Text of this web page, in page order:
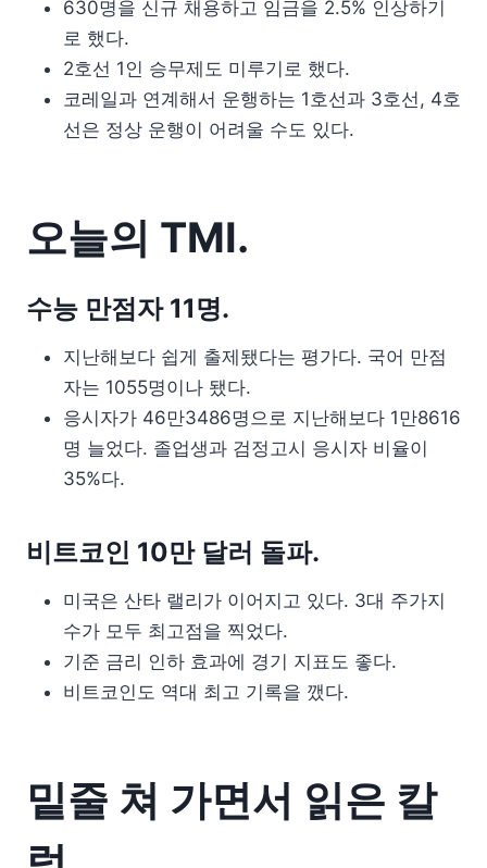
630명을 신규 채용하고 임금을 2.5% 인상하기
로 했다.
2호선 1인 승무제도 미루기로 했다.
코레일과 연계해서 운행하는 1호선과 3호선, 4호
선은 정상 운행이 어려울 수도 있다.
오늘의 TMI.
수능 만점자 11명.
지난해보다 쉽게 출제됐다는 평가다. 국어 만점
자는 1055명이나 됐다.
응시자가 46만3486명으로 지난해보다 1만8616
명 늘었다. 졸업생과 검정고시 응시자 비율이
35%다.
비트코인 10만 달러 돌파.
미국은 산타 랠리가 이어지고 있다. 3대 주가지
수가 모두 최고점을 찍었다.
기준 금리 인하 효과에 경기 지표도 좋다.
비트코인도 역대 최고 기록을 깼다.
밑줄 쳐 가면서 읽은 칼